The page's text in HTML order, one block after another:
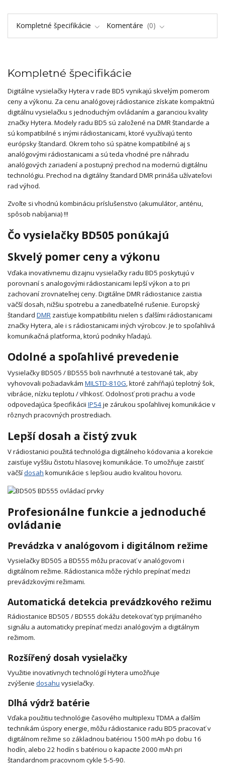
Kompletné špecifikácie Komentáre 0
Kompletné špecifikácie
Digitálne vysielačky Hytera v rade BD5 vynikajú skvelým pomerom
ceny a výkonu. Za cenu analógovej rádiostanice získate kompaktnú
digitálnu vysielačku s jednoduchým ovládaním a garanciou kvality
značky Hytera. Modely radu BD5 sú založené na DMR štandarde a
sú kompatibilné s inými rádiostanicami, ktoré využívajú tento
európsky štandard. Okrem toho sú spätne kompatibilné aj s
analógovými rádiostanicami a sú teda vhodné pre náhradu
analógových zariadení a postupný prechod na modernú digitálnu
technológiu. Prechod na digitálny štandard DMR prináša užívateľovi
rad výhod.
Zvoľte si vhodnú kombináciu príslušenstvo (akumulátor, anténu,
spôsob nabíjania) !!!
Čo vysielačky BD505 ponúkajú
Skvelý pomer ceny a výkonu
Vďaka inovatívnemu dizajnu vysielačky radu BD5 poskytujú v
porovnaní s analogovými rádiostanicami lepší výkon a to pri
zachovaní zrovnateľnej ceny. Digitálne DMR rádiostanice zaistia
väčší dosah, nižšiu spotrebu a zanedbateľné rušenie. Europský
štandard DMR zaisťuje kompatibilitu nielen s ďalšími rádiostanicami
značky Hytera, ale i s rádiostanicami iných výrobcov. Je to spoľahlivá
komunikačná platforma, ktorú podniky hľadajú.
Odolné a spoľahlivé prevedenie
Vysielačky BD505 / BD555 boli navrhnuté a testované tak, aby
vyhovovali požiadavkám MILSTD-810G, ktoré zahŕňajú teplotný šok,
vibrácie, nízku teplotu / vlhkosť. Odolnosť proti prachu a vode
odpovedajúca špecifikácii IP54je zárukou spoľahlivej komunikácie v
rôznych pracovných prostrediach.
Lepší dosah a čistý zvuk
V rádiostanici použitá technológia digitálneho kódovania a korekcie
zaisťuje vyššiu čistotu hlasovej komunikácie. To umožňuje zaistiť
väčšídosah komunikácie s lepšiou audio kvalitou hovoru.
Profesionálne funkcie a jednoduché
ovládanie
Prevádzka v analógovom i digitálnom režime
Vysielačky BD505 a BD555 môžu pracovať v analógovom i
digitálnom režime. Rádiostanica môže rýchlo prepínať medzi
prevádzkovými režimami.
Automatická detekcia prevádzkového režimu
Rádiostanice BD505 / BD555 dokážu detekovať typ prijímaného
signálu a automaticky prepínať medzi analógovým a digitálnym
režimom.
Rozšířený dosah vysielačky
Využitie inovatívnych technológií Hytera umožňuje
zvýšenie dosahu vysielačky.
Dlhá výdrž batérie
Vďaka použitiu technológie časového multiplexu TDMA a ďalším
technikám úspory energie, môžu rádiostanice radu BD5 pracovať v
digitálnom režime so základnou batériou 1500 mAh po dobu 16
hodín, alebo 22 hodín s batériou o kapacite 2000 mAh pri
štandardnom pracovnom cykle 5-5-90.